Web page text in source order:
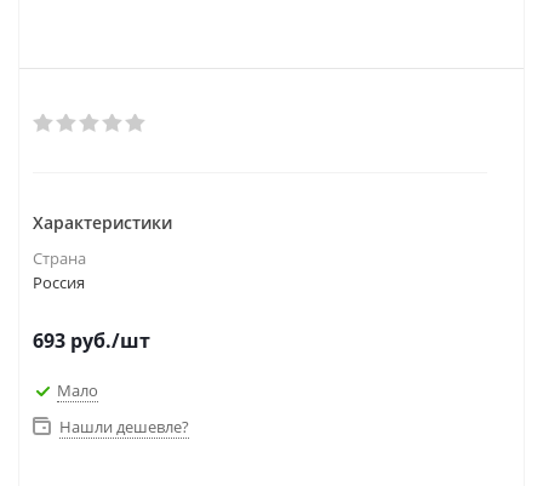
Характеристики
Страна
Россия
693 руб./шт
Мало
Нашли дешевле?